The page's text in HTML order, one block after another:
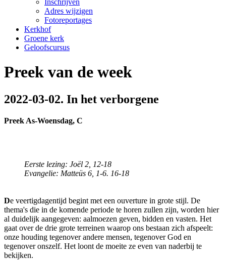
Inschrijven
Adres wijzigen
Fotoreportages
Kerkhof
Groene kerk
Geloofscursus
Preek van de week
2022-03-02. In het verborgene
Preek As-Woensdag, C
Eerste lezing: Joël 2, 12-18
Evangelie: Matteüs 6, 1-6. 16-18
De veertigdagentijd begint met een ouverture in grote stijl. De
thema's die in de komende periode te horen zullen zijn, worden hier
al duidelijk aangegeven: aalmoezen geven, bidden en vasten. Het
gaat over de drie grote terreinen waarop ons bestaan zich afspeelt:
onze houding tegenover andere mensen, tegenover God en
tegenover onszelf. Het loont de moeite ze even van naderbij te
bekijken.